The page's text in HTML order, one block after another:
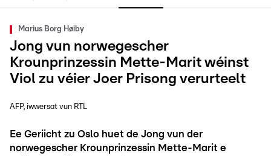
Marius Borg Høiby
Jong vun norwegescher
Krounprinzessin Mette-Marit wéinst
Viol zu véier Joer Prisong verurteelt
AFP, iwwersat vun RTL
Ee Geriicht zu Oslo huet de Jong vun der
norwegescher Krounprinzessin Mette-Marit e